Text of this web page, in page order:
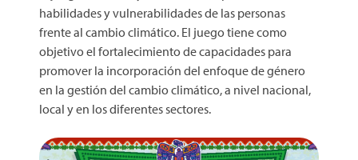
habilidades y vulnerabilidades de las personas
frente al cambio climático. El juego tiene como
objetivo el fortalecimiento de capacidades para
promover la incorporación del enfoque de género
en la gestión del cambio climático, a nivel nacional,
local y en los diferentes sectores.